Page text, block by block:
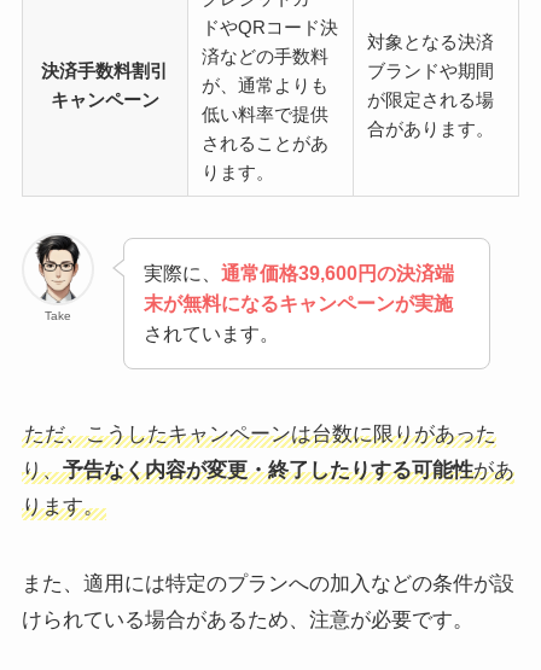
決済手数料割引
キャンペーン
ドやQRコード決
済などの手数料
が、通常よりも
低い料率で提供
されることがあ
ります。
対象となる決済
ブランドや期間
が限定される場
合があります。
Take
実際に、通常価格39,600円の決済端
末が無料になるキャンペーンが実施
されています。
ただ、こうしたキャンペーンは台数に限りがあった
り、予告なく内容が変更・終了したりする可能性があ
ります。
また、適用には特定のプランへの加入などの条件が設
けられている場合があるため、注意が必要です。